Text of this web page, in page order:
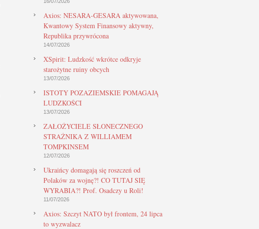
Axios: NESARA-GESARA aktywowana,
Kwantowy System Finansowy aktywny,
Republika przywrócona
14/07/2026
XSpirit: Ludzkość wkrótce odkryje
starożytne ruiny obcych
13/07/2026
ISTOTY POZAZIEMSKIE POMAGAJĄ
LUDZKOŚCI
13/07/2026
ZAŁOŻYCIELE SŁONECZNEGO
STRAŻNIKA Z WILLIAMEM
TOMPKINSEM
12/07/2026
Ukraińcy domagają się roszczeń od
Polaków za wojnę?! CO TUTAJ SIĘ
WYRABIA?! Prof. Osadczy u Roli!
11/07/2026
Axios: Szczyt NATO był frontem, 24 lipca
to wyzwalacz